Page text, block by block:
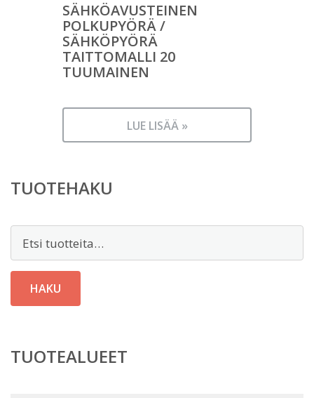
SÄHKÖAVUSTEINEN
POLKUPYÖRÄ /
SÄHKÖPYÖRÄ
TAITTOMALLI 20
TUUMAINEN
LUE LISÄÄ »
TUOTEHAKU
HAKU
TUOTEALUEET